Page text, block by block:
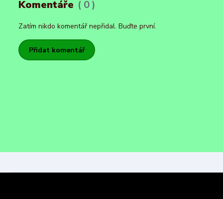
Komentáře 0
Zatím nikdo komentář nepřidal. Buďte první.
Přidat komentář